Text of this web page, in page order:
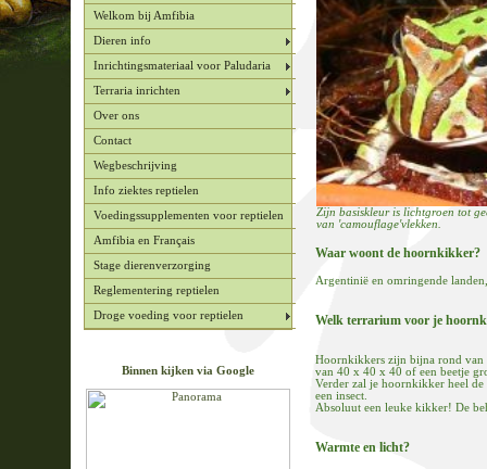
Welkom bij Amfibia
Dieren info
Inrichtingsmateriaal voor Paludaria
Terraria inrichten
Over ons
Contact
Wegbeschrijving
Info ziektes reptielen
Voedingssupplementen voor reptielen
Amfibia en Français
Stage dierenverzorging
Reglementering reptielen
Droge voeding voor reptielen
Binnen kijken via Google
Zijn basiskleur is lichtgroen tot
van 'camouflage'vlekken.
Waar woont de hoornkikker?
Argentinië en omringende
Welk terrarium voor je
Hoornkikkers zijn bijna rond van
van 40 x 40 x 40 of een beetje
Verder zal je hoornkikker heel
een insect.
Absoluut een leuke kikker! De
Warmte en licht?